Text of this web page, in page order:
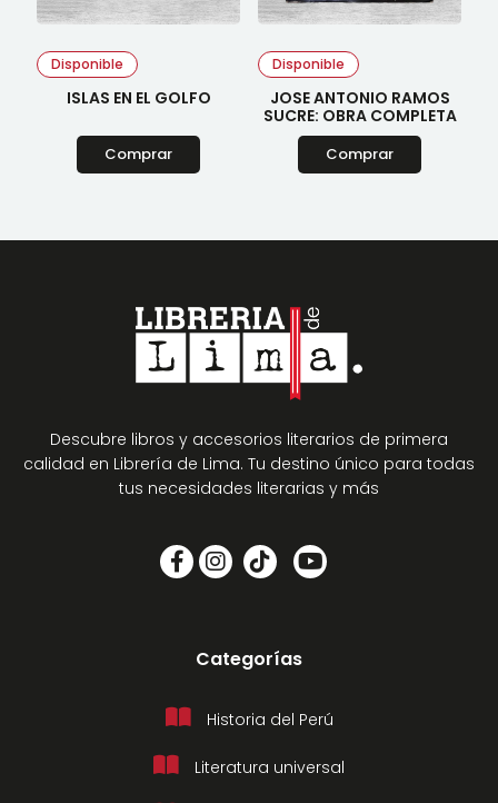
Disponible
ISLAS EN EL GOLFO
Comprar
Disponible
JOSE ANTONIO RAMOS
SUCRE: OBRA COMPLETA
Comprar
Descubre libros y accesorios literarios de primera
calidad en Librería de Lima. Tu destino único para todas
tus necesidades literarias y más
Categorías
Historia del Perú
Literatura universal